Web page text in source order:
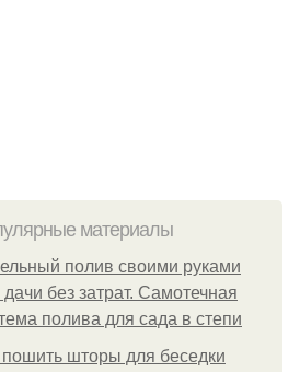
материалы
полив своими руками
дачи без затрат. Самотечная
полива для сада в степи
пошить шторы для беседки